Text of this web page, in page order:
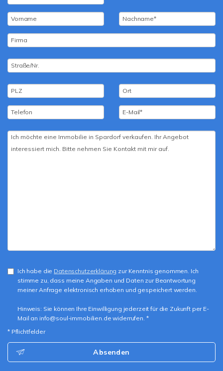
Ich habe die Datenschutzerklärung zur Kenntnis genommen. Ich
stimme zu, dass meine Angaben und Daten zur Beantwortung
meiner Anfrage elektronisch erhoben und gespeichert werden.
Hinweis: Sie können Ihre Einwilligung jederzeit für die Zukunft per E-
Mail an info@soul-immobilien.de widerrufen. *
* Pflichtfelder
Absenden